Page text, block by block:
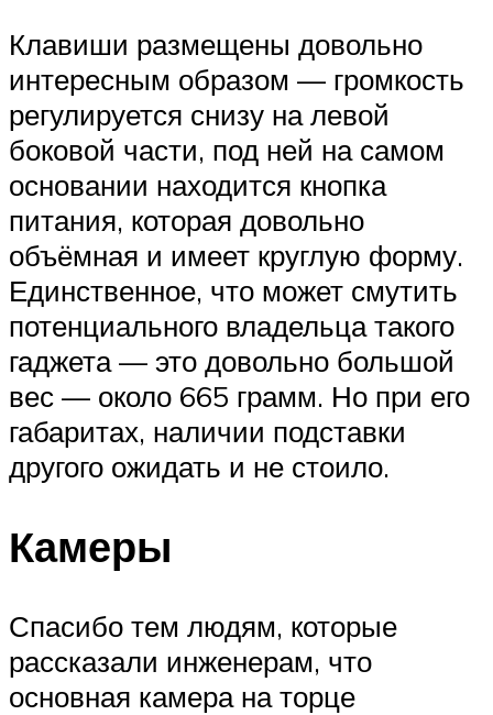
Клавиши размещены довольно
интересным образом — громкость
регулируется снизу на левой
боковой части, под ней на самом
основании находится кнопка
питания, которая довольно
объёмная и имеет круглую форму.
Единственное, что может смутить
потенциального владельца такого
гаджета — это довольно большой
вес — около 665 грамм. Но при его
габаритах, наличии подставки
другого ожидать и не стоило.
Камеры
Спасибо тем людям, которые
рассказали инженерам, что
основная камера на торце